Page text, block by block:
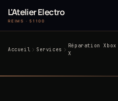
L'Atelier Electro
REIMS · 51100
Accueil Services
Réparation Xbox
X